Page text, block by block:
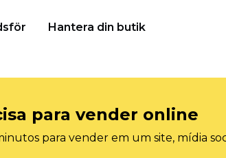
Hantera din butik
para vender online
para vender em um site, mídia